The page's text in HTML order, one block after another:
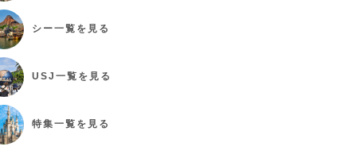
シー一覧を見る
USJ 一覧を見る
特集一覧を見る